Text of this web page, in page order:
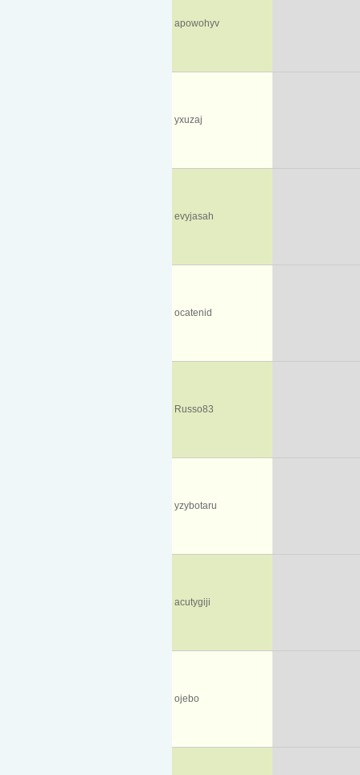
apowohyv
yxuzaj
evyjasah
ocatenid
Russo83
yzybotaru
acutygiji
ojebo